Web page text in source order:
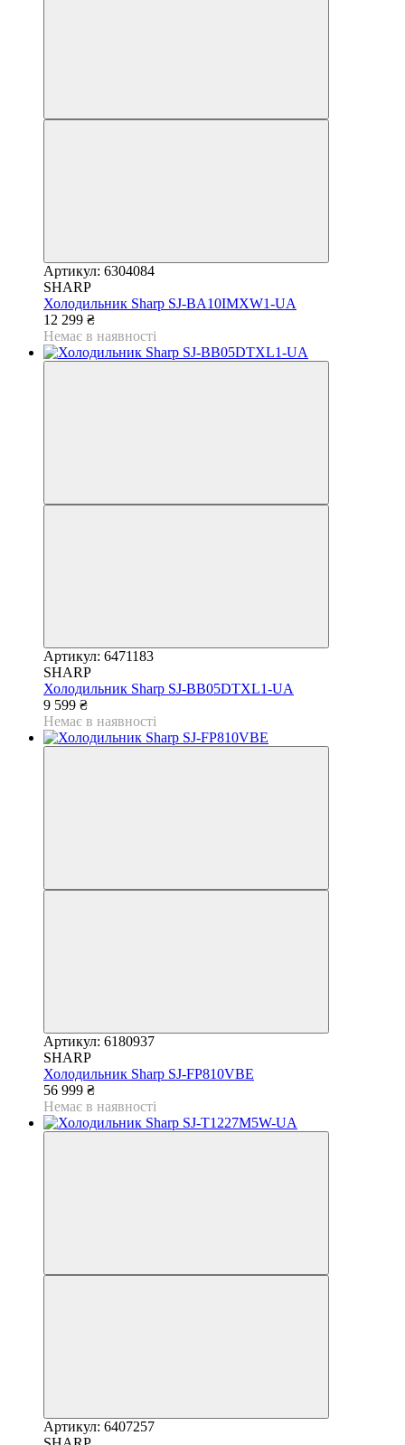
Артикул: 6304084
SHARP
Холодильник Sharp SJ-BA10IMXW1-UA
12 299 ₴
Немає в наявності
Артикул: 6471183
SHARP
Холодильник Sharp SJ-BB05DTXL1-UA
9 599 ₴
Немає в наявності
Артикул: 6180937
SHARP
Холодильник Sharp SJ-FP810VBE
56 999 ₴
Немає в наявності
Артикул: 6407257